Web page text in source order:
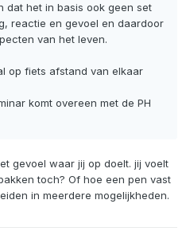
dat het in basis ook geen set
reactie en gevoel en daardoor
van het leven.
op fiets afstand van elkaar
komt overeen met de PH
gevoel waar jij op doelt. jij voelt
toch? Of hoe een pen vast
in meerdere mogelijkheden.